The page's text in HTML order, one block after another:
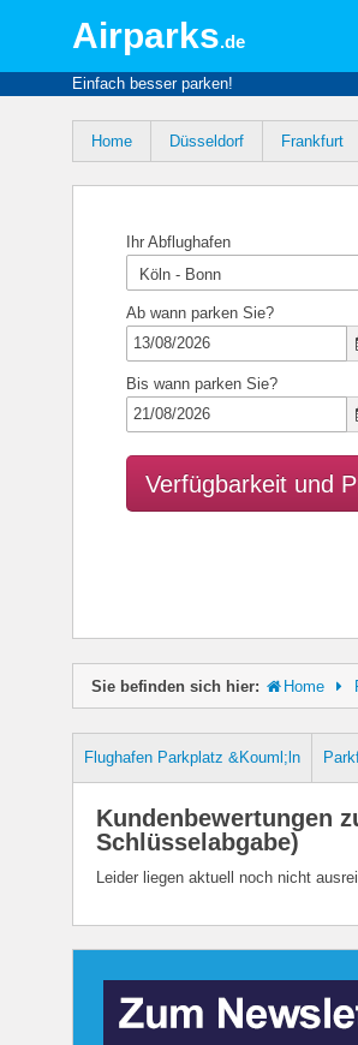
Airparks.de
Einfach besser parken!
Home Düsseldorf Frankfurt
Ihr Abflughafen
Ab wann parken Sie?
Bis wann parken Sie?
Verfügbarkeit und
Sie befinden sich hier: Home
Flughafen Parkplatz &Kouml;ln
Kundenbewertungen
Schlüsselabgabe)
Leider liegen aktuell noch nicht